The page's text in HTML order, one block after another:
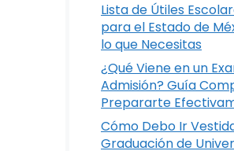
Lista de Útiles
para el Estado de
lo que Necesitas
¿Qué Viene en un
Admisión? Guía
Prepararte
Cómo Debo Ir
Graduación de